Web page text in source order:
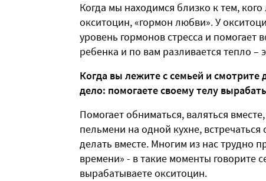
Когда мы находимся близко к тем,
окситоцин, «гормон любви». У
уровень гормонов стресса и помогает
ребенка и по вам разливается тепло –
Когда вы лежите с семьей и
дело: помогаете своему телу
Помогает обниматься, валяться
пельмени на одной кухне,
делать вместе. Многим из нас трудно
времени» - в такие моменты говорите
вырабатываете окситоцин.